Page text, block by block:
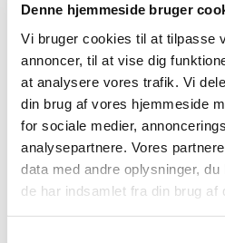
Denne hjemmeside bruger
Vi bruger cookies til at tilpasse
annoncer, til at vise dig
at analysere vores trafik. Vi
din brug af vores hjemmeside
for sociale medier,
analysepartnere. Vores
data med andre oplysninger,
de har indsamlet fra din brug af
retnings-, tryk- og
cylindre og motorer.
Du kan også anvende
dokumentation for
arbejde sikkert og
hydraulik i automatiske